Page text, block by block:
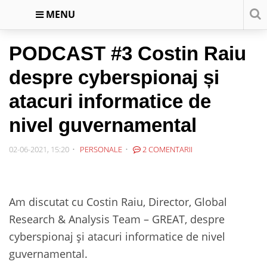
MENU
PODCAST #3 Costin Raiu
despre cyberspionaj și
atacuri informatice de
nivel guvernamental
02-06-2021, 15:20 PERSONALE 2 COMENTARII
Am discutat cu Costin Raiu, Director, Global
Research & Analysis Team – GREAT, despre
cyberspionaj și atacuri informatice de nivel
guvernamental.